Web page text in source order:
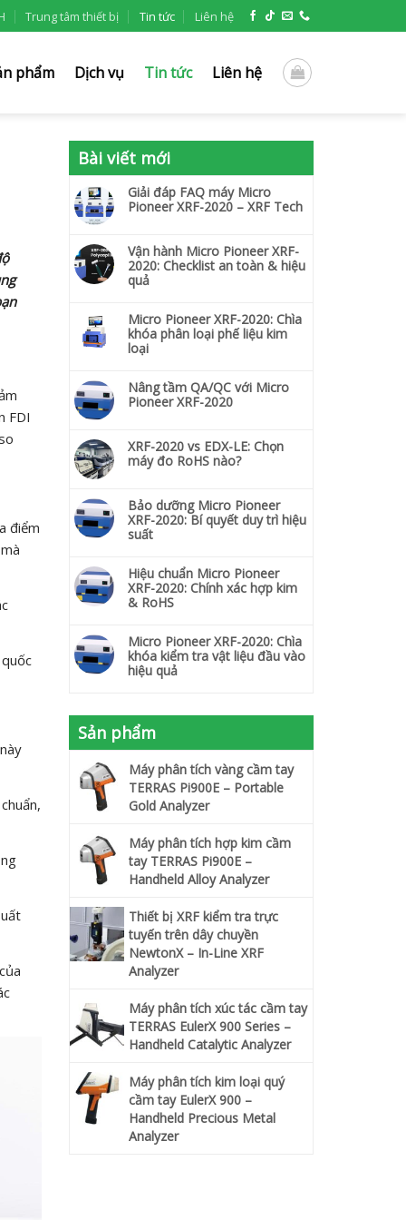
Trung tâm thiết bị Tin tức Liên hệ
phẩm Dịch vụ Tin tức Liên hệ
FDI
điểm
Bài viết mới
Giải đáp FAQ máy Micro
Pioneer XRF-2020 – XRF Tech
Vận hành Micro Pioneer XRF-
2020: Checklist an toàn & hiệu
quả
Micro Pioneer XRF-2020: Chìa
khóa phân loại phế liệu kim
loại
Nâng tầm QA/QC với Micro
Pioneer XRF-2020
XRF-2020 vs EDX-LE: Chọn
máy đo RoHS nào?
Bảo dưỡng Micro Pioneer
XRF-2020: Bí quyết duy trì hiệu
suất
Hiệu chuẩn Micro Pioneer
XRF-2020: Chính xác hợp kim
& RoHS
Micro Pioneer XRF-2020: Chìa
khóa kiểm tra vật liệu đầu vào
hiệu quả
Sản phẩm
Máy phân tích vàng cầm tay
TERRAS Pi900E – Portable
Gold Analyzer
Máy phân tích hợp kim cầm
tay TERRAS Pi900E –
Handheld Alloy Analyzer
Thiết bị XRF kiểm tra trực
tuyến trên dây chuyền
NewtonX – In-Line XRF
Analyzer
Máy phân tích xúc tác cầm tay
TERRAS EulerX 900 Series –
Handheld Catalytic Analyzer
Máy phân tích kim loại quý
cầm tay EulerX 900 –
Handheld Precious Metal
Analyzer